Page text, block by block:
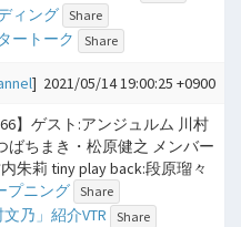
ィング Share
ートーク Share
] 2021/05/14 19:00:25 +0900
】ゲスト:アンジュルム 川村
ばちまき・松原健之 メンバー
朱莉 tiny play back:段原瑠々
プニング Share
乃」紹介VTR Share